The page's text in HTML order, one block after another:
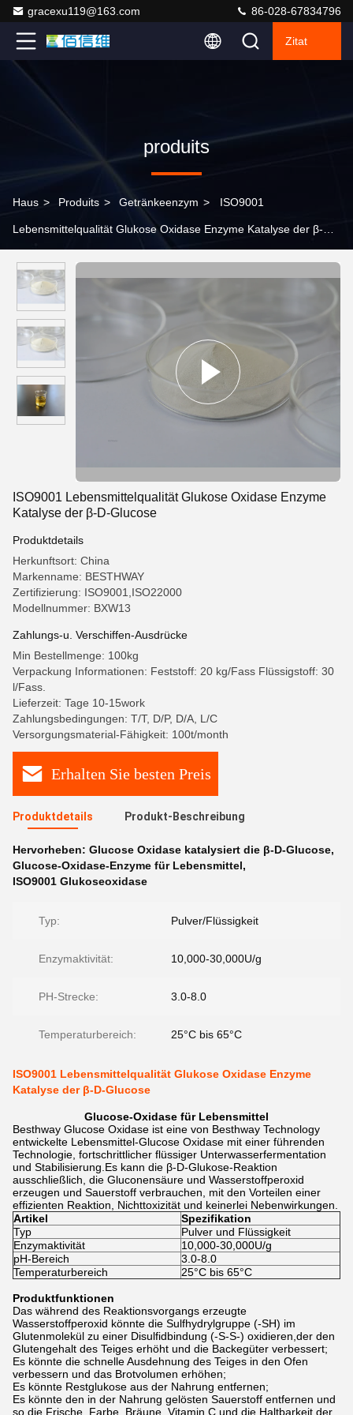
gracexu119@163.com 86-028-67834796
Zitat
produits
Haus > Produits > Getränkeenzym > ISO9001
Lebensmittelqualität Glukose Oxidase Enzyme Katalyse der β-D-
ISO9001 Lebensmittelqualität Glukose Oxidase Enzyme
Katalyse der β-D-Glucose
Produktdetails
Herkunftsort: China
Markenname: BESTHWAY
Zertifizierung: ISO9001,ISO22000
Modellnummer: BXW13
Zahlungs-u. Verschiffen-Ausdrücke
Min Bestellmenge: 100kg
Verpackung Informationen: Feststoff: 20 kg/Fass Flüssigstoff: 30
l/Fass.
Lieferzeit: Tage 10-15work
Zahlungsbedingungen: T/T, D/P, D/A, L/C
Versorgungsmaterial-Fähigkeit: 100t/month
Erhalten Sie besten Preis
Produktdetails Produkt-Beschreibung
Hervorheben: Glucose Oxidase katalysiert die β-D-Glucose,
Glucose-Oxidase-Enzyme für Lebensmittel,
ISO9001 Glukoseoxidase
Typ: Pulver/Flüssigkeit
Enzymaktivität: 10,000-30,000U/g
PH-Strecke: 3.0-8.0
Temperaturbereich: 25°C bis 65°C
ISO9001 Lebensmittelqualität Glukose Oxidase Enzyme
Katalyse der β-D-Glucose
Glucose-Oxidase für Lebensmittel
Besthway Glucose Oxidase ist eine von Besthway Technology
entwickelte Lebensmittel-Glucose Oxidase mit einer führenden
Technologie, fortschrittlicher flüssiger Unterwasserfermentation
und Stabilisierung.Es kann die β-D-Glukose-Reaktion
ausschließlich, die Gluconensäure und Wasserstoffperoxid
erzeugen und Sauerstoff verbrauchen, mit den Vorteilen einer
effizienten Reaktion, Nichttoxizität und keinerlei Nebenwirkungen.
Artikel
Spezifikation
Typ
Pulver und Flüssigkeit
Enzymaktivität
10,000-30,000U/g
pH-Bereich
3.0-8.0
Temperaturbereich
25°C bis 65°C
Produktfunktionen
Das während des Reaktionsvorgangs erzeugte
Wasserstoffperoxid könnte die Sulfhydrylgruppe (-SH) im
Glutenmolekül zu einer Disulfidbindung (-S-S-) oxidieren,der den
Glutengehalt des Teiges erhöht und die Backegüter verbessert;
Es könnte die schnelle Ausdehnung des Teiges in den Ofen
verbessern und das Brotvolumen erhöhen;
Es könnte Restglukose aus der Nahrung entfernen;
Es könnte den in der Nahrung gelösten Sauerstoff entfernen und
so die Frische, Farbe, Bräune, Vitamin C und die Haltbarkeit der